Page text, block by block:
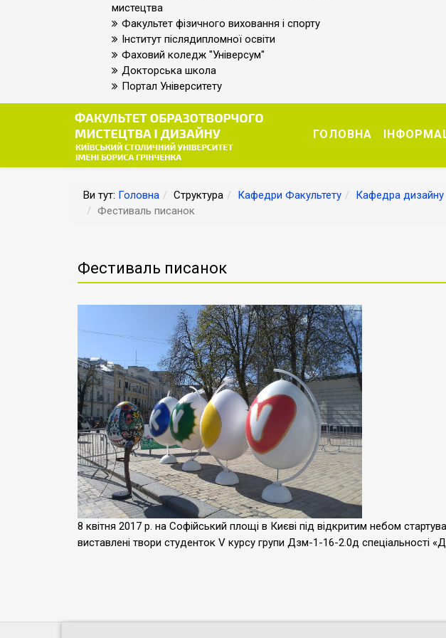
мистецтва
Факультет фізичного виховання і спорту
Інститут післядипломної освіти
Фаховий коледж "Універсум"
Докторська школа
Портал Університету
ГОЛОВНА
Ви тут: Головна Структура Кафедри Факультету Кафедра дизайну
Фестиваль писанок
Фестиваль писанок
8 квітня 2017 р. на Софійський площі в Києві під відкритим небом
виставлені твори студенток V курсу групи Дзм-1-16-2.0д спеціальності